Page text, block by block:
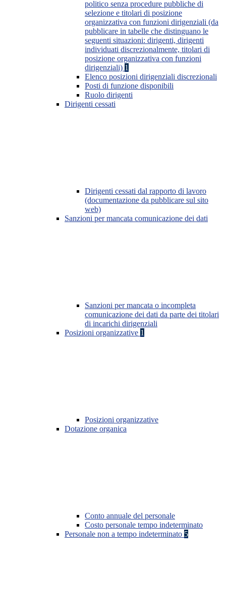
politico senza procedure pubbliche di
selezione e titolari di posizione
organizzativa con funzioni dirigenziali (da
pubblicare in tabelle che distinguano le
seguenti situazioni: dirigenti, dirigenti
individuati discrezionalmente, titolari di
posizione organizzativa con funzioni
dirigenziali) 1
Elenco posizioni dirigenziali discrezionali
Posti di funzione disponibili
Ruolo dirigenti
Dirigenti cessati
Dirigenti cessati dal rapporto di lavoro
(documentazione da pubblicare sul sito
web)
Sanzioni per mancata comunicazione dei dati
Sanzioni per mancata o incompleta
comunicazione dei dati da parte dei titolari
di incarichi dirigenziali
Posizioni organizzative 1
Posizioni organizzative
Dotazione organica
Conto annuale del personale
Costo personale tempo indeterminato
Personale non a tempo indeterminato 5